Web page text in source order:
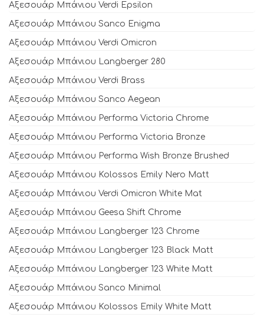
Αξεσουάρ Μπάνιου Verdi Epsilon
Αξεσουάρ Μπάνιου Sanco Enigma
Αξεσουάρ Μπάνιου Verdi Omicron
Αξεσουάρ Μπάνιου Langberger 280
Αξεσουάρ Μπάνιου Verdi Brass
Αξεσουάρ Μπάνιου Sanco Aegean
Αξεσουάρ Μπάνιου Performa Victoria Chrome
Αξεσουάρ Μπάνιου Performa Victoria Bronze
Αξεσουάρ Μπάνιου Performa Wish Bronze Brushed
Αξεσουάρ Μπάνιου Kolossos Emily Nero Matt
Αξεσουάρ Μπάνιου Verdi Omicron White Mat
Αξεσουάρ Μπάνιου Geesa Shift Chrome
Αξεσουάρ Μπάνιου Langberger 123 Chrome
Αξεσουάρ Μπάνιου Langberger 123 Black Matt
Αξεσουάρ Μπάνιου Langberger 123 White Matt
Αξεσουάρ Μπάνιου Sanco Minimal
Αξεσουάρ Μπάνιου Kolossos Emily White Matt